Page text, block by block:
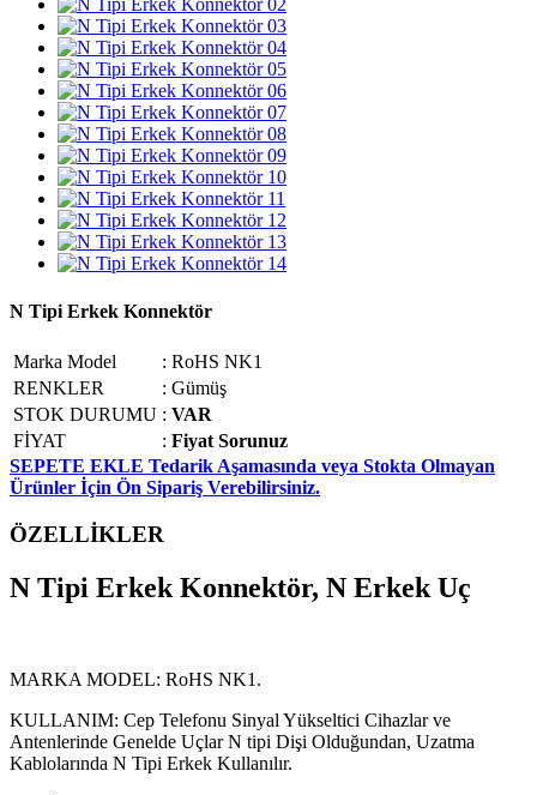
N Tipi Erkek Konnektör
Marka Model : RoHS NK1
RENKLER
: Gümüş
STOK DURUMU : VAR
FİYAT
: Fiyat Sorunuz
SEPETE EKLE Tedarik Aşamasında veya Stokta Olmayan
Ürünler İçin Ön Sipariş Verebilirsiniz.
ÖZELLİKLER
N Tipi Erkek Konnektör, N Erkek Uç
MARKA MODEL: RoHS NK1.
KULLANIM: Cep Telefonu Sinyal Yükseltici Cihazlar ve
Antenlerinde Genelde Uçlar N tipi Dişi Olduğundan, Uzatma
Kablolarında N Tipi Erkek Kullanılır.